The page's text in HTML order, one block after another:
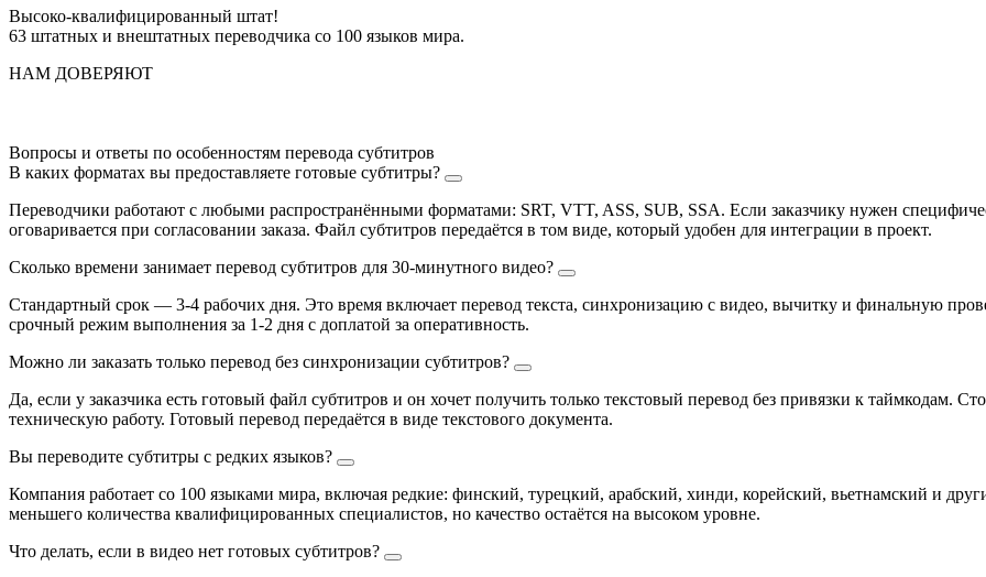
Высоко-квалифицированный штат!
63 штатных и внештатных переводчика со 100 языков мира.
НАМ ДОВЕРЯЮТ
Вопросы и ответы по особенностям перевода субтитров
В каких форматах вы предоставляете готовые субтитры?
Переводчики работают с любыми распространёнными форматами: SRT, VTT, ASS, SUB, SSA. Если заказчику нужен
оговаривается при согласовании заказа. Файл субтитров передаётся в том виде, который удобен для интеграции в проект.
Сколько времени занимает перевод субтитров для 30-минутного видео?
Стандартный срок — 3-4 рабочих дня. Это время включает перевод текста, синхронизацию с видео, вычитку и финальную
срочный режим выполнения за 1-2 дня с доплатой за оперативность.
Можно ли заказать только перевод без синхронизации субтитров?
Да, если у заказчика есть готовый файл субтитров и он хочет получить только текстовый перевод без привязки к таймкодам.
техническую работу. Готовый перевод передаётся в виде текстового документа.
Вы переводите субтитры с редких языков?
Компания работает со 100 языками мира, включая редкие: финский, турецкий, арабский, хинди, корейский, вьетнамский и
меньшего количества квалифицированных специалистов, но качество остаётся на высоком уровне.
Что делать, если в видео нет готовых субтитров?